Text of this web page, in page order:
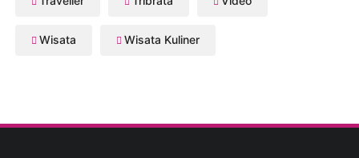
Wisata Wisata Kuliner